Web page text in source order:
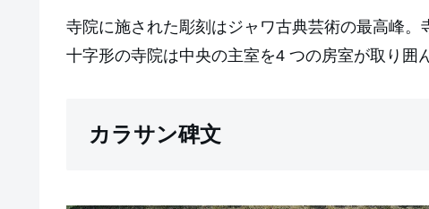
寺院に施された彫刻はジャワ古典芸術の最高峰
十字形の寺院は中央の主室を4 つの房室が取り囲
カラサン碑文